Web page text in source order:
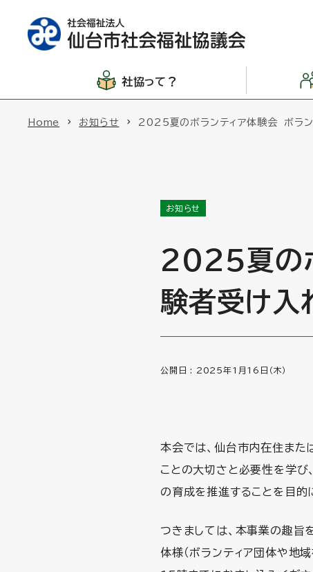
社協って？
Home お知らせ 2025夏のボランティア体験会 ボラ
お知らせ
2025夏の
験者受け入
公開日 : 2025年1月16日（木）
本会では、仙台市内在住また
ことの大切さと必要性を学び
の育成を推進することを目的
つきましては、本事業の趣旨
体様（ボランティア団体や地